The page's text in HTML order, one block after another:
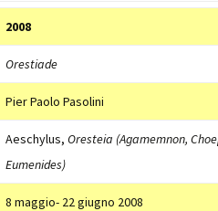
2008
Orestiade
Pier Paolo Pasolini
Aeschylus, Oresteia (Agamemnon,
Eumenides)
8 maggio- 22 giugno 2008